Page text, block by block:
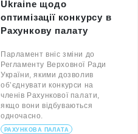
Ukraine щодо
оптимізації конкурсу в
Рахункову палату
Парламент вніс зміни до
Регламенту Верховної Ради
України, якими дозволив
об’єднувати конкурси на
членів Рахункової палати,
якщо вони відбуваються
одночасно.
РАХУНКОВА ПАЛАТА